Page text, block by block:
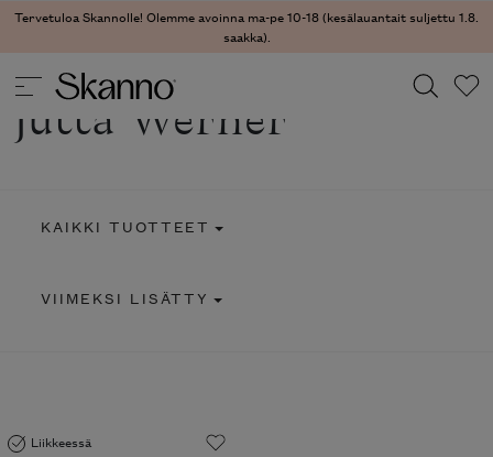
Tervetuloa Skannolle! Olemme avoinna ma-pe 10-18 (kesälauantait suljettu 1.8.
saakka).
Jutta Werner
KAIKKI TUOTTEET
VIIMEKSI LISÄTTY
Liikkeessä